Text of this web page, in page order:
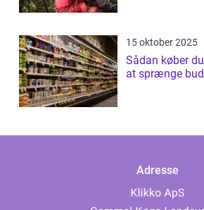
15 oktober 2025
Sådan køber
at sprænge
Adresse